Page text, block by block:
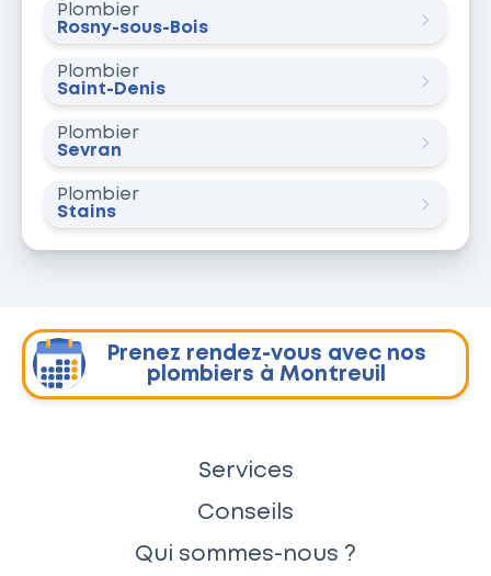
Plombier
Rosny-sous-Bois
Plombier
Saint-Denis
Plombier
Sevran
Plombier
Stains
Prenez rendez-vous avec nos
plombiers à Montreuil
Services
Conseils
Qui sommes-nous ?